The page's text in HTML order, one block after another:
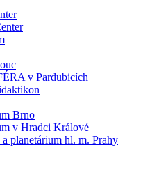
v Pardubicích
Brno
v Hradci Králové
planetárium hl. m. Prahy